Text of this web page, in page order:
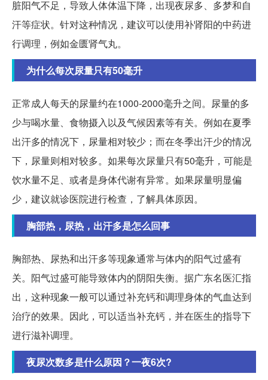
脏阳气不足，导致人体体温下降，出现夜尿多、多梦和自
汗等症状。针对这种情况，建议可以使用补肾阳的中药进
行调理，例如金匮肾气丸。
为什么每次尿量只有50毫升
正常成人每天的尿量约在1000-2000毫升之间。尿量的多
少与喝水量、食物摄入以及气候因素等有关。例如在夏季
出汗多的情况下，尿量相对较少；而在冬季出汗少的情况
下，尿量则相对较多。如果每次尿量只有50毫升，可能是
饮水量不足、或者是身体代谢有异常。如果尿量明显偏
少，建议就诊医院进行检查，了解具体原因。
胸部热，尿热，出汗多是怎么回事
胸部热、尿热和出汗多等现象通常与体内的阳气过盛有
关。阳气过盛可能导致体内的阴阳失衡。据广东名医汇指
出，这种现象一般可以通过补充钙和调理身体的气血达到
治疗的效果。因此，可以适当补充钙，并在医生的指导下
进行滋补调理。
夜尿次数多是什么原因？一夜6次?